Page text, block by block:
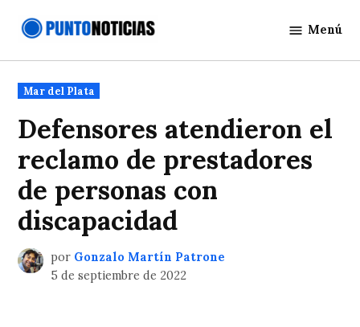
Noticias
Menú
Publicado
en
Mar del Plata
Defensores atendieron el
reclamo de prestadores
de personas con
discapacidad
por Gonzalo Martín Patrone
5 de septiembre de 2022